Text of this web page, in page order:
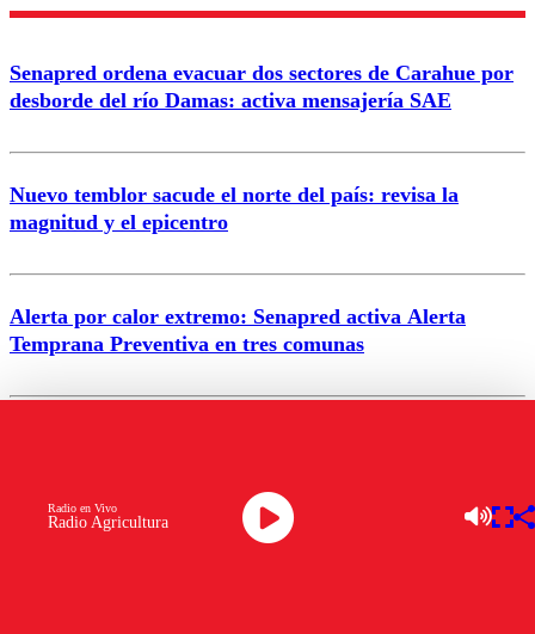
Correo
Senapred ordena evacuar dos sectores de Carahue por
desborde del río Damas: activa mensajería SAE
Nuevo temblor sacude el norte del país: revisa la
magnitud y el epicentro
Alerta por calor extremo: Senapred activa Alerta
Temprana Preventiva en tres comunas
Radio Agricultura
Radio en Vivo